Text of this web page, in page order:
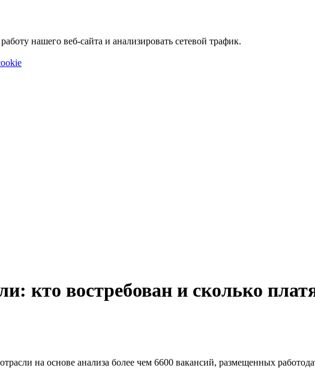
нашего веб-сайта и анализировать сетевой трафик.
кто востребован и сколько
на основе анализа более чем 6600 вакансий, размещенных